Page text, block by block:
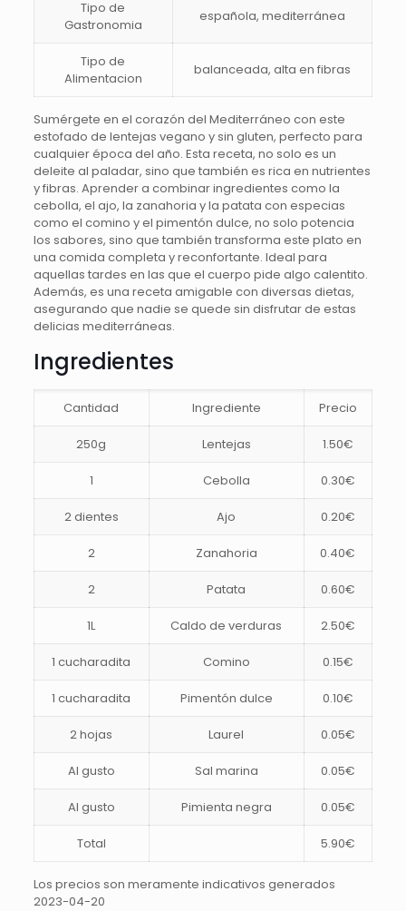
Tipo de
Gastronomia
española, mediterránea
Tipo de
Alimentacion
balanceada, alta en fibras
Sumérgete en el corazón del Mediterráneo con este
estofado de lentejas vegano y sin gluten, perfecto para
cualquier época del año. Esta receta, no solo es un
deleite al paladar, sino que también es rica en nutrientes
y fibras. Aprender a combinar ingredientes como la
cebolla, el ajo, la zanahoria y la patata con especias
como el comino y el pimentón dulce, no solo potencia
los sabores, sino que también transforma este plato en
una comida completa y reconfortante. Ideal para
aquellas tardes en las que el cuerpo pide algo calentito.
Además, es una receta amigable con diversas dietas,
asegurando que nadie se quede sin disfrutar de estas
delicias mediterráneas.
Ingredientes
Cantidad Ingrediente Precio
250g Lentejas 1.50€
1 Cebolla 0.30€
2 dientes Ajo 0.20€
2 Zanahoria 0.40€
2 Patata 0.60€
1L Caldo de verduras 2.50€
1 cucharadita Comino 0.15€
1 cucharadita Pimentón dulce 0.10€
2 hojas Laurel 0.05€
Al gusto Sal marina 0.05€
Al gusto Pimienta negra 0.05€
Total 5.90€
Los precios son meramente indicativos generados
2023-04-20